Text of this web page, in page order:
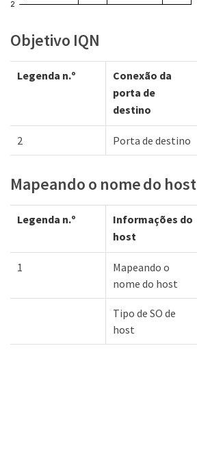
Objetivo IQN
Legenda n.º
Conexão da
porta de
destino
2 Porta de destino
Mapeando o nome do host
Legenda n.º
Informações do
host
1
Mapeando o
nome do host
Tipo de SO de
host